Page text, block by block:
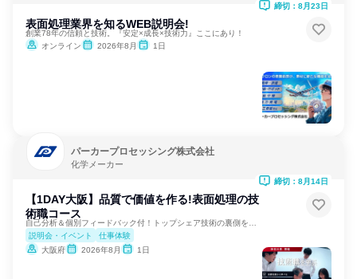
表面処理業界を知るWEB説明会!
創業78年の信頼と技術。『安定×成長×技術力』ここにあり！
オンライン
2026年8月 1日
締切：8月23日
パーカープロセッシング株式会社
化学メーカー
【1DAY大阪】品質で価値を作る!表面処理の技
術職コース
説明会・イベント
仕事体験
大阪府
2026年8月 1日
締切：8月14日